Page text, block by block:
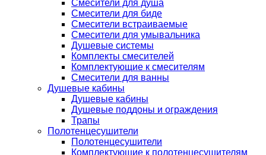
Смесители для душа
Смесители для биде
Смесители встраиваемые
Смесители для умывальника
Душевые системы
Комплекты смесителей
Комплектующие к смесителям
Смесители для ванны
Душевые кабины
Душевые кабины
Душевые поддоны и ограждения
Трапы
Полотенцесушители
Полотенцесушители
Комплектующие к полотенцесушителям